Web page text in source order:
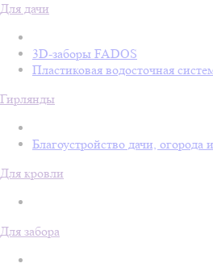
Для дачи
3D-заборы FADOS
Пластиковая водосточная
Гирлянды
Благоустройство дачи, огорода
Для кровли
Для забора